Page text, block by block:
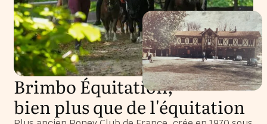
Brimbo Équitation,
bien plus que de l'équitation